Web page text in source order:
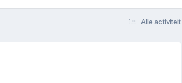
Alle activiteit